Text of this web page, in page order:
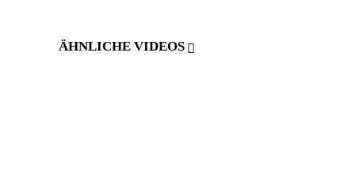
ÄHNLICHE VIDEOS